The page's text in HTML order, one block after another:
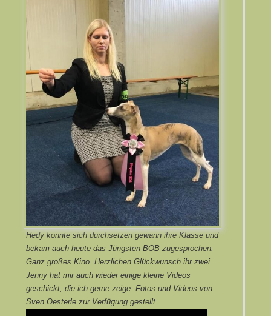
Hedy konnte sich durchsetzen gewann ihre Klasse und
bekam auch heute das Jüngsten BOB zugesprochen.
Ganz großes Kino. Herzlichen Glückwunsch ihr zwei.
Jenny hat mir auch wieder einige kleine Videos
geschickt, die ich gerne zeige. Fotos und Videos von:
Sven Oesterle zur Verfügung gestellt